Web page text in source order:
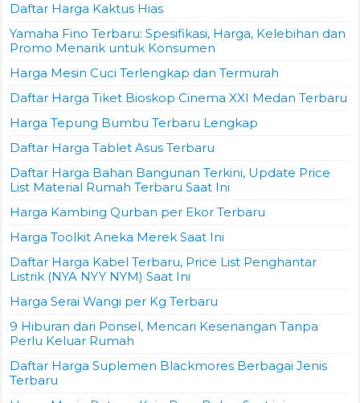
Daftar Harga Kaktus Hias
Yamaha Fino Terbaru: Spesifikasi, Harga, Kelebihan dan
Promo Menarik untuk Konsumen
Harga Mesin Cuci Terlengkap dan Termurah
Daftar Harga Tiket Bioskop Cinema XXI Medan Terbaru
Harga Tepung Bumbu Terbaru Lengkap
Daftar Harga Tablet Asus Terbaru
Daftar Harga Bahan Bangunan Terkini, Update Price
List Material Rumah Terbaru Saat Ini
Harga Kambing Qurban per Ekor Terbaru
Harga Toolkit Aneka Merek Saat Ini
Daftar Harga Kabel Terbaru, Price List Penghantar
Listrik (NYA NYY NYM) Saat Ini
Harga Serai Wangi per Kg Terbaru
9 Hiburan dari Ponsel, Mencari Kesenangan Tanpa
Perlu Keluar Rumah
Daftar Harga Suplemen Blackmores Berbagai Jenis
Terbaru